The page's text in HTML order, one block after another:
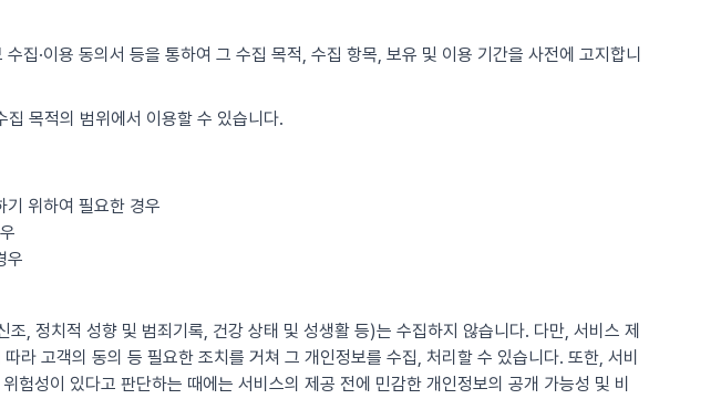
집·이용 동의서 등을 통하여 그 수집 목적, 수집 항목, 보유 및 이용 기간을 사전에 고지합니
목적의 범위에서 이용할 수 있습니다.
기 위하여 필요한 경우
우
, 정치적 성향 및 범죄기록, 건강 상태 및 성생활 등)는 수집하지 않습니다. 다만, 서비스 제
고객의 동의 등 필요한 조치를 거쳐 그 개인정보를 수집, 처리할 수 있습니다. 또한, 서비
성이 있다고 판단하는 때에는 서비스의 제공 전에 민감한 개인정보의 공개 가능성 및 비